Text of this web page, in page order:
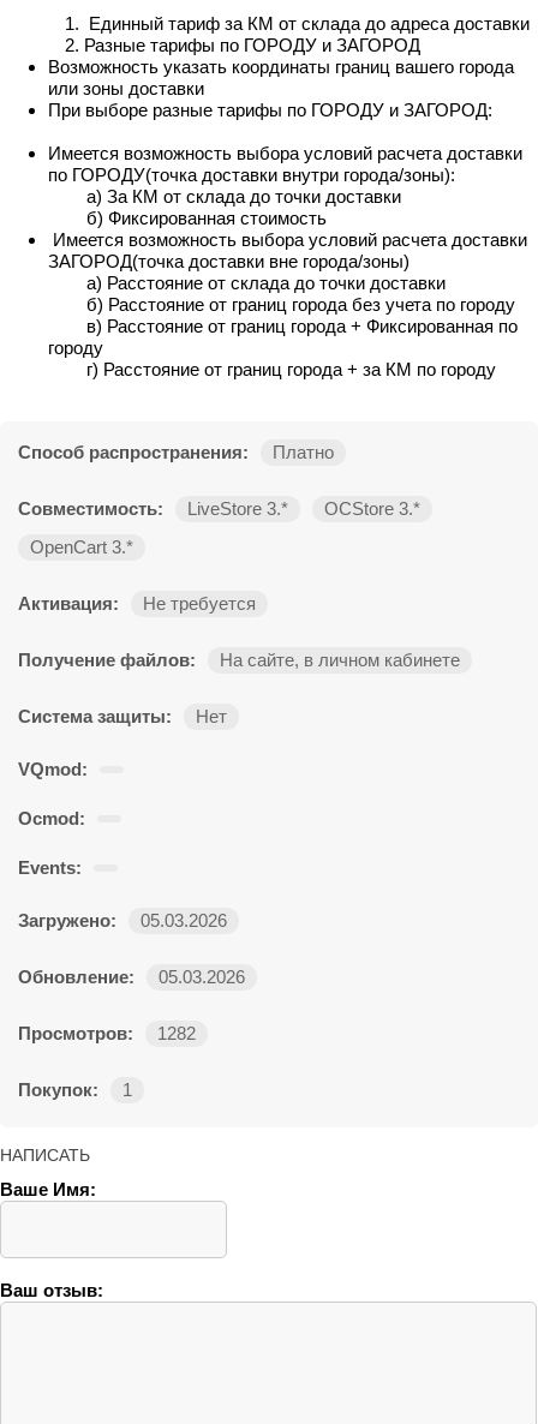
Единный тариф за КМ от склада до адреса доставки
Разные тарифы по ГОРОДУ и ЗАГОРОД
Возможность указать координаты границ вашего города
или зоны доставки
При выборе разные тарифы по ГОРОДУ и ЗАГОРОД:
Имеется возможность выбора условий расчета доставки
по ГОРОДУ(точка доставки внутри города/зоны):
а) За КМ от склада до точки доставки
б) Фиксированная стоимость
Имеется возможность выбора условий расчета доставки
ЗАГОРОД(точка доставки вне города/зоны)
а) Расстояние от склада до точки доставки
б) Расстояние от границ города без учета по городу
в) Расстояние от границ города + Фиксированная по
городу
г) Расстояние от границ города + за КМ по городу
Способ распространения: Платно
Совместимость: LiveStore 3.*
OCStore 3.*
OpenCart 3.*
Активация: Не требуется
Получение файлов: На сайте, в личном кабинете
Система защиты: Нет
VQmod:
Ocmod:
Events:
Загружено: 05.03.2026
Обновление: 05.03.2026
Просмотров: 1282
Покупок: 1
НАПИСАТЬ
Ваше Имя:
Ваш отзыв: